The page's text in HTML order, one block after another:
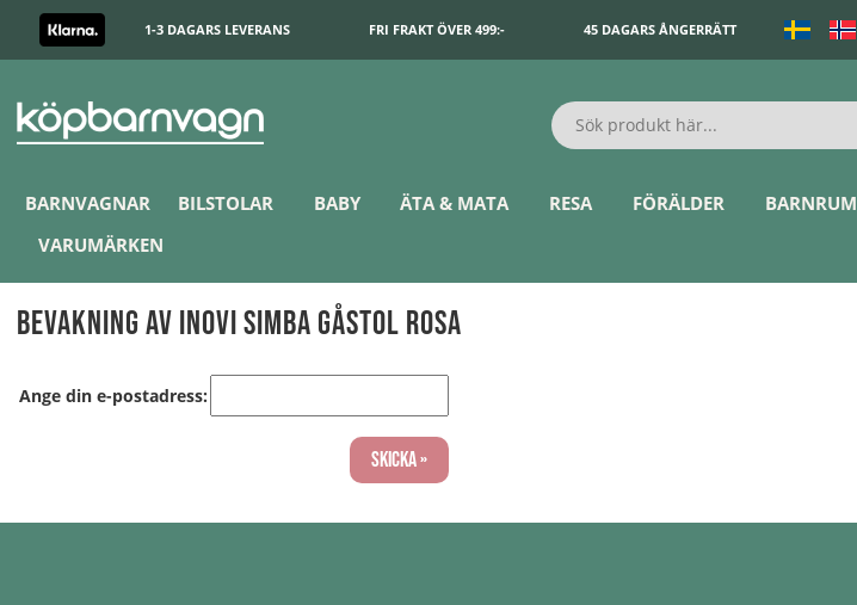
1-3 DAGARS LEVERANS FRI FRAKT ÖVER 499:- 45 DAGARS ÅNGERRÄTT
BARNVAGNAR BILSTOLAR BABY ÄTA & MATA RESA FÖRÄLDER BARNRUM
VARUMÄRKEN
Bevakning av Inovi Simba Gåstol Rosa
Ange din e-postadress:
Skicka »